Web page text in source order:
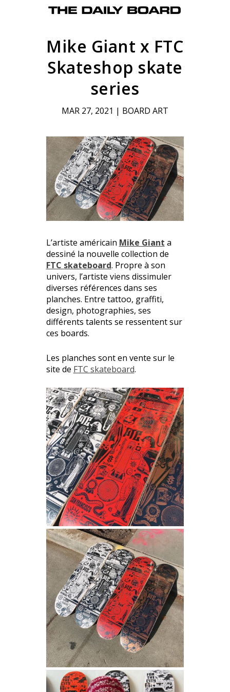
Mike Giant x FTC
Skateshop skate
series
MAR 27, 2021 | BOARD ART
L’artiste américain Mike Giant a
dessiné la nouvelle collection de
FTC skateboard. Propre à son
univers, l’artiste viens dissimuler
diverses références dans ses
planches. Entre tattoo, graffiti,
design, photographies, ses
différents talents se ressentent sur
ces boards.
Les planches sont en vente sur le
site de FTC skateboard.